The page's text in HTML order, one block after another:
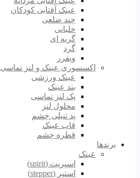
عینک آفتابی کودکان
چند ضلعی
خلبانی
گربه ای
گرد
ویفرر
اکسسوری عینک و لنز تماسی
عینک ورزشی
بند عینک
پک لنز تماسی
محلول لنز
پد تنبلی چشم
قاب عینک
قطره چشم
برندها
عینک
اسپریت (spirit)
استپر (stepper)